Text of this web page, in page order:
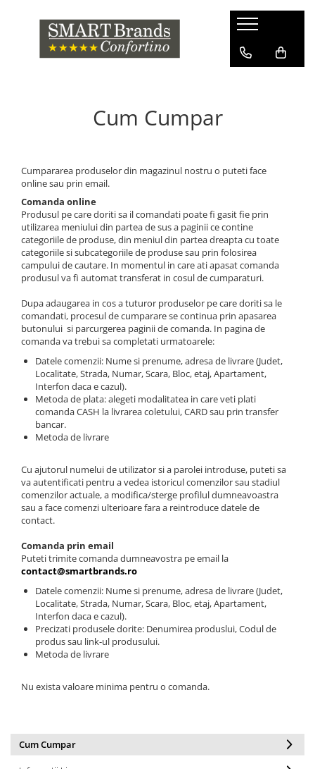
Cum Cumpar
Cumpararea produselor din magazinul nostru o puteti face
online sau prin email.
Comanda online
Produsul pe care doriti sa il comandati poate fi gasit fie prin
utilizarea meniului din partea de sus a paginii ce contine
categoriile de produse, din meniul din partea dreapta cu toate
categoriile si subcategoriile de produse sau prin folosirea
campului de cautare. In momentul in care ati apasat comanda
produsul va fi automat transferat in cosul de cumparaturi.
Dupa adaugarea in cos a tuturor produselor pe care doriti sa le
comandati, procesul de cumparare se continua prin apasarea
butonului si parcurgerea paginii de comanda. In pagina de
comanda va trebui sa completati urmatoarele:
Datele comenzii: Nume si prenume, adresa de livrare (Judet,
Localitate, Strada, Numar, Scara, Bloc, etaj, Apartament,
Interfon daca e cazul).
Metoda de plata: alegeti modalitatea in care veti plati
comanda CASH la livrarea coletului, CARD sau prin transfer
bancar.
Metoda de livrare
Cu ajutorul numelui de utilizator si a parolei introduse, puteti sa
va autentificati pentru a vedea istoricul comenzilor sau stadiul
comenzilor actuale, a modifica/sterge profilul dumneavoastra
sau a face comenzi ulterioare fara a reintroduce datele de
contact.
Comanda prin email
Puteti trimite comanda dumneavostra pe email la
contact@smartbrands.ro
Datele comenzii: Nume si prenume, adresa de livrare (Judet,
Localitate, Strada, Numar, Scara, Bloc, etaj, Apartament,
Interfon daca e cazul).
Precizati produsele dorite: Denumirea produslui, Codul de
produs sau link-ul produsului.
Metoda de livrare
Nu exista valoare minima pentru o comanda.
Cum Cumpar